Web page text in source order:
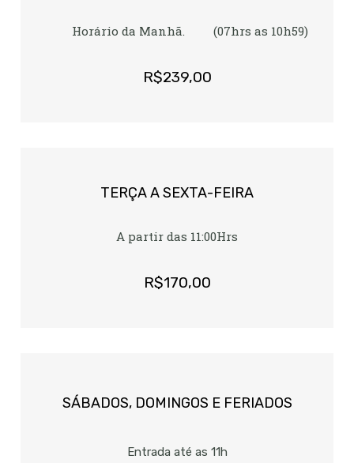
Horário da Manhã. (07hrs as 10h59)
R$239,00
TERÇA A SEXTA-FEIRA
A partir das 11:00Hrs
R$170,00
SÁBADOS, DOMINGOS E FERIADOS
Entrada até as 11h